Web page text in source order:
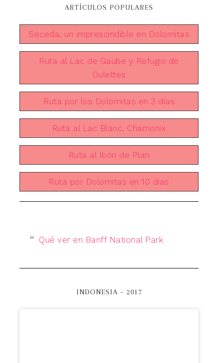
ARTÍCULOS POPULARES
Seceda, un imprescindible en Dolomitas
Ruta al Lac de Gaube y Refugio de
Oulettes
Ruta por los Dolomitas en 3 días
Ruta al Lac Blanc, Chamonix
Ruta al Ibón de Plan
Ruta por Dolomitas en 10 días
Qué ver en Banff National Park
INDONESIA – 2017